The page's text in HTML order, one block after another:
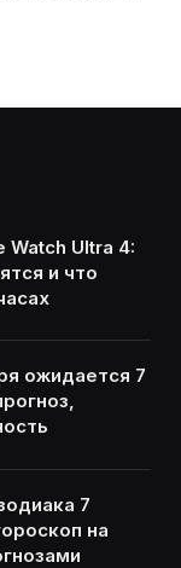
Watch Ultra 4:
и что
ожидается 7
7
на